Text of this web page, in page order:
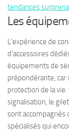
tendances
Les
L’expérience de
d’accessoires
équipements de
prépondérante, car
protection de la
signalisation, le
sont accompagnés
spécialisés qui